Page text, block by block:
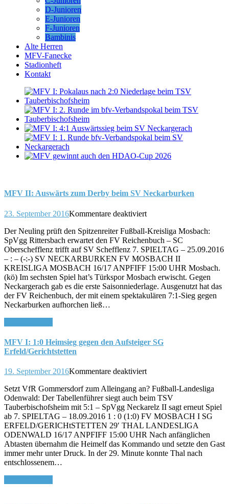
D-Junioren
E-Junioren
F-Junioren
Bambinis
Alte Herren
MFV-Fanecke
Stadionheft
Kontakt
MFV II: Auswärts zum Derby beim SV Neckarburken
23. September 2016Kommentare deaktiviertfür
II:
Auswärts
zum
Derby
beim
SV
Neckarburken
Der Neuling prüft den Spitzenreiter Fußball-Kreisliga Mosbach:
SpVgg Rittersbach erwartet den FV Reichenbuch – SC
Oberschefflenz trifft auf SV Schefflenz 7. SPIELTAG – 25.09.2016
– : – (-:-) SV NECKARBURKEN FV MOSBACH II
KREISLIGA MOSBACH 16/17 ANPFIFF 15:00 UHR Mosbach.
(kö) Im sechsten Spiel hat’s Türkspor Mosbach erwischt. Gegen
Neckargerach gab es die erste Saisonniederlage. Ausgenutzt hat das
der FV Reichenbuch, der mit einem spektakulären 7:1-Sieg gegen
Neckarburken aufhorchen ließ…
MFV I: 1:0 Heimsieg gegen den Aufsteiger SG
Erfeld/Gerichtstetten
19. September 2016Kommentare deaktiviertfür
I:
1:0
Heimsieg
gegen
den
Aufsteiger
SG
Erfeld/Gerichtstetten
Setzt VfR Gommersdorf zum Alleingang an? Fußball-Landesliga
Odenwald: Der Tabellenführer siegt auch beim TSV
Tauberbischofsheim mit 5:1 – SpVgg Neckarelz II sagt erneut Spiel
ab 7. SPIELTAG – 18.09.2016 1 : 0 (1:0) FV MOSBACH I SG
ERFELD/GERICHtSTETTEN 29′ THAL LANDESLIGA
ODENWALD 16/17 ANPFIFF 15:00 UHR Nach anfänglichen
Abtasten übernahm die Heimelf das Kommando und setzte den Gast
immer mehr unter Druck. In der 29. Minute konnte Thal nach
entschlossenem…